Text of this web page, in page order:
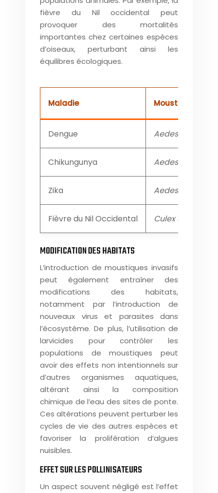
fièvre du Nil occidental peut
provoquer des mortalités
importantes chez certaines espèces
d’oiseaux, perturbant ainsi les
équilibres écologiques.
Maladie Moustique
Dengue Aedes
Chikungunya Aedes
Zika Aedes aegypti
Fièvre du Nil Occidental Culex spp.
MODIFICATION DES HABITATS
L’introduction de moustiques invasifs
peut également entraîner des
modifications des habitats,
notamment par l’introduction de
nouveaux virus et parasites dans
l’écosystème. De plus, l’utilisation de
larvicides pour contrôler les
populations de moustiques peut
avoir des effets non intentionnels sur
d’autres organismes aquatiques,
altérant ainsi la composition
chimique de l’eau des sites de ponte.
Ces altérations peuvent perturber les
cycles de vie des autres espèces et
favoriser la prolifération d’algues
nuisibles.
EFFET SUR LES POLLINISATEURS
Un aspect souvent négligé est l’effet